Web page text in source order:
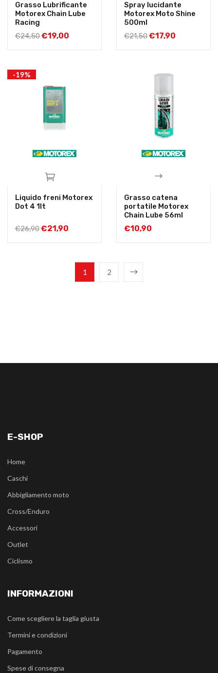
Grasso Lubrificante
Motorex Chain Lube
Racing
€24,50€19,00
Spray lucidante
Motorex Moto Shine
500ml
€21,50€17,90
-19%
Liquido freni Motorex
Dot 4 1lt
€26,90€21,90
Grasso catena
portatile Motorex
Chain Lube 56ml
€10,90
1 2
E-SHOP
Home
Caschi
Abbigliamento moto
Cross/Enduro
Accessori
Outlet
Ciclismo
INFORMAZIONI
Come scegliere la taglia giusta
Termini e condizioni
Pagamento
Spese di consegna